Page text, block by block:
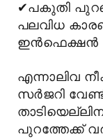
✔പകുതി
പലവിധ
ഇന്ഫെക്ഷന്
എന്നാലിവ
സര്ജറി
പുറത്തേക്ക്